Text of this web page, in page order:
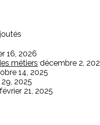
16, 2026
métiers décembre 2,
14, 2025
2025
février 21, 2025